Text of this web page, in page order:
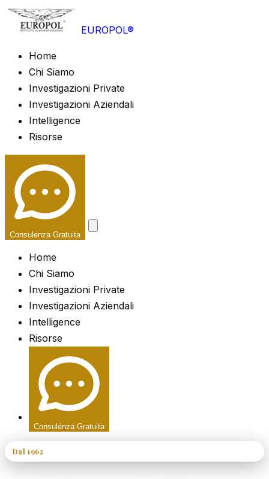
EUROPOL®
Home
Chi Siamo
Investigazioni Private
Investigazioni Aziendali
Intelligence
Risorse
Consulenza Gratuita
Home
Chi Siamo
Investigazioni Private
Investigazioni Aziendali
Intelligence
Risorse
Consulenza Gratuita
Dal 1962